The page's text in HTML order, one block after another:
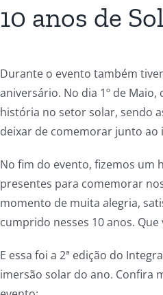
10 anos de
Durante o evento também
aniversário. No dia 1º de
história no setor solar, sendo
deixar de comemorar junto ao
No fim do evento, fizemos um
presentes para comemorar
momento de muita alegria,
cumprido nesses 10 anos.
E essa foi a 2ª edição do
imersão solar do ano. Confira